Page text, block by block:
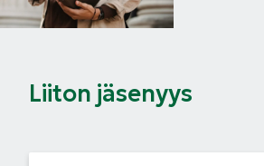
Liiton jäsenyys